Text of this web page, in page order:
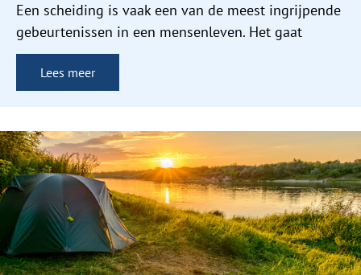
Een scheiding is vaak een van de meest ingrijpende
gebeurtenissen in een mensenleven. Het gaat
Lees meer